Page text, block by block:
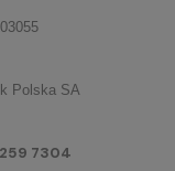
Polska SA
7304